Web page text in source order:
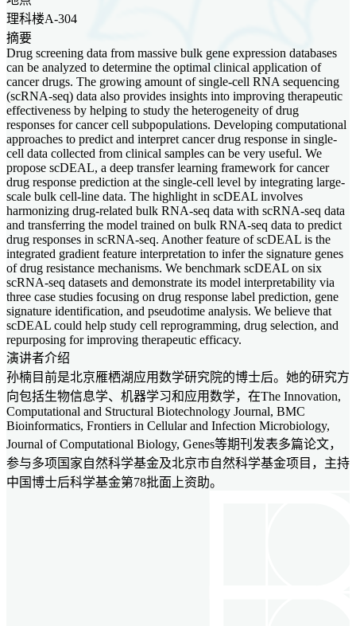
理科楼A-304
摘要
Drug screening data from massive bulk gene expression databases
can be analyzed to determine the optimal clinical application of
cancer drugs. The growing amount of single-cell RNA sequencing
(scRNA-seq) data also provides insights into improving therapeutic
effectiveness by helping to study the heterogeneity of drug
responses for cancer cell subpopulations. Developing computational
approaches to predict and interpret cancer drug response in single-
cell data collected from clinical samples can be very useful. We
propose scDEAL, a deep transfer learning framework for cancer
drug response prediction at the single-cell level by integrating large-
scale bulk cell-line data. The highlight in scDEAL involves
harmonizing drug-related bulk RNA-seq data with scRNA-seq data
and transferring the model trained on bulk RNA-seq data to predict
drug responses in scRNA-seq. Another feature of scDEAL is the
integrated gradient feature interpretation to infer the signature genes
of drug resistance mechanisms. We benchmark scDEAL on six
scRNA-seq datasets and demonstrate its model interpretability via
three case studies focusing on drug response label prediction, gene
signature identification, and pseudotime analysis. We believe that
scDEAL could help study cell reprogramming, drug selection, and
repurposing for improving therapeutic efficacy.
演讲者介绍
孙楠目前是北京雁栖湖应用数学研究院的博士后。她的研究方
向包括生物信息学、机器学习和应用数学，在The Innovation,
Computational and Structural Biotechnology Journal, BMC
Bioinformatics, Frontiers in Cellular and Infection Microbiology,
Journal of Computational Biology, Genes等期刊发表多篇论文，
参与多项国家自然科学基金及北京市自然科学基金项目，主持
中国博士后科学基金第78批面上资助。